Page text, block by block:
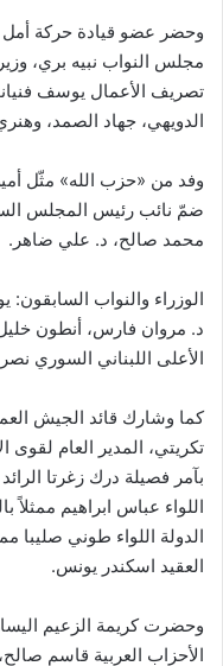
وحضر عضو قيادة حركة
مجلس النواب نبيه بري،
تصريف الأعمال يوسف
الدويهي، جهاد الصمد،
وفد من «حزب الله» مثّل
ضمّ نائب رئيس المجلس
محمد صالح، د. علي ضاهر.
الوزراء والنواب
د. مروان فارس، أنطون
الأعلى اللبناني السوري
كما وشارك قائد الجيش
تكريتي، المدير العام لقوى
بآمر فصيلة درك زغرتا
اللواء عباس ابراهيم ممثلاً
الدولة اللواء طوني صليبا
العقيد اسكندر يونس.
وحضرت كريمة الزعيم
الأحزاب العربية قاسم